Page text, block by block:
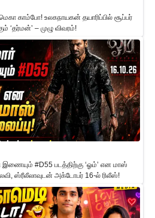
காம்போ! உலகநாயகன் தயாரிப்பில் சூப்பர்
‘தர்மன்’ – முழு விவரம்!
இணையும் #D55 படத்திற்கு ‘ஓம்’ என மாஸ்
ஸ்ரீலீலாவுடன் அக்டோபர் 16-ல் ரிலீஸ்!